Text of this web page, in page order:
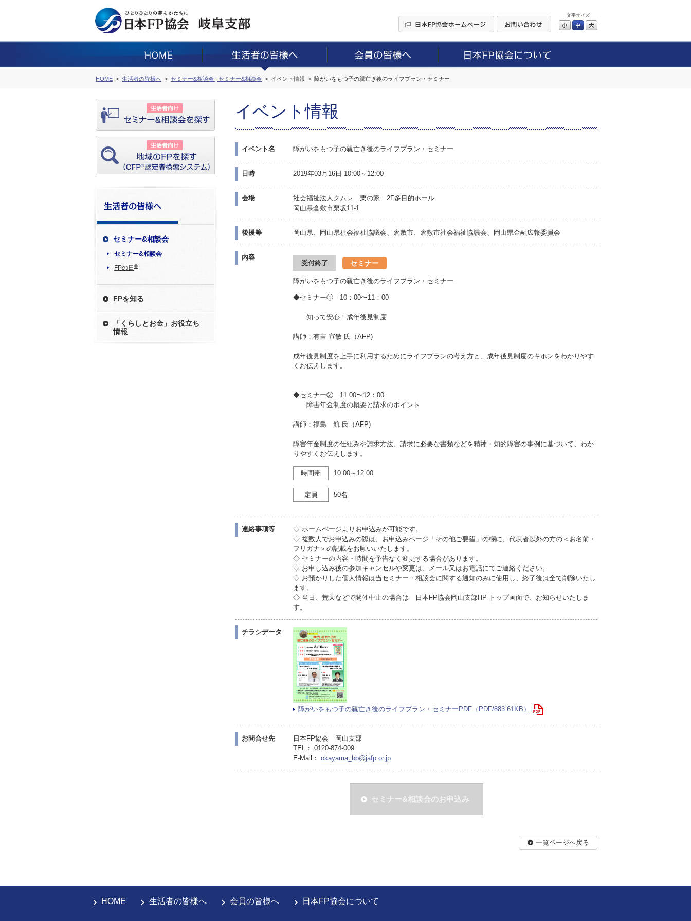
文字サイズ
小 中
HOME 生活者の皆様へ セミナー&相談会 | セミナー&相談会 イベント情報 障がいをもつ子の親亡き後のライフプラン・セミナー
セミナー&相談会
セミナー&相談会
FPの日 ®
FPを知る
「くらしとお金」お役立ち
情報
イベント情報
イベント名 障がいをもつ子の親亡き後のライフプラン・セミナー
日時 2019年03月16日 10:00～12:00
会場
社会福祉法人クムレ 栗の家 2F多目的ホール
岡山県倉敷市栗坂11-1
後援等 岡山県、岡山県社会福祉協議会、倉敷市、倉敷市社会福祉協議会、岡山県金融広報委員会
内容
受付終了 セミナー
障がいをもつ子の親亡き後のライフプラン・セミナー
◆セミナー① 10：00〜11：00
知って安心！成年後見制度
講師：有吉 宣敏 氏（AFP)
成年後見制度を上手に利用するためにライフプランの考え方と、成年後見制度のキホンをわかりやす
くお伝えします。
◆セミナー② 11:00〜12：00
障害年金制度の概要と請求のポイント
講師：福島 航 氏（AFP)
障害年金制度の仕組みや請求方法、請求に必要な書類などを精神・知的障害の事例に基づいて、わか
りやすくお伝えします。
時間帯 10:00～12:00
定員 50名
連絡事項等
◇ ホームページよりお申込みが可能です。
◇ 複数人でお申込みの際は、お申込みページ「その他ご要望」の欄に、代表者以外の方の＜お名前・
フリガナ＞の記載をお願いいたします。
◇ セミナーの内容・時間を予告なく変更する場合があります。
◇ お申し込み後の参加キャンセルや変更は、メール又はお電話にてご連絡ください。
◇ お預かりした個人情報は当セミナー・相談会に関する通知のみに使用し、終了後は全て削除いたし
ます。
◇ 当日、荒天などで開催中止の場合は 日本FP協会岡山支部HP トップ画面で、お知らせいたしま
す。
チラシデータ
障がいをもつ子の親亡き後のライフプラン・セミナーPDF（PDF/883.61KB）
お問合せ先
日本FP協会 岡山支部
TEL： 0120-874-009
E-Mail： okayama_bb@jafp.or.jp
セミナー&相談会のお申込み
一覧ページへ戻る
HOME 生活者の皆様へ 会員の皆様へ 日本FP協会について